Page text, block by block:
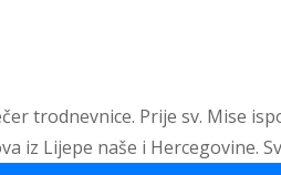
trodnevnice. Prije sv. Mise
iz Lijepe naše i Hercegovine.